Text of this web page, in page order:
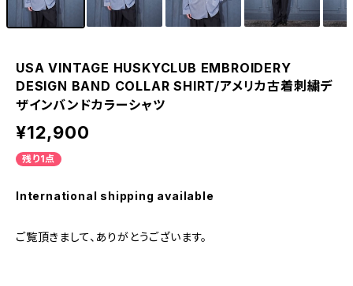
USA VINTAGE HUSKYCLUB EMBROIDERY
DESIGN BAND COLLAR SHIRT/アメリカ古着刺繍デ
ザインバンドカラーシャツ
¥12,900
残り1点
International shipping available
ご覧頂きまして、ありがとうございます。